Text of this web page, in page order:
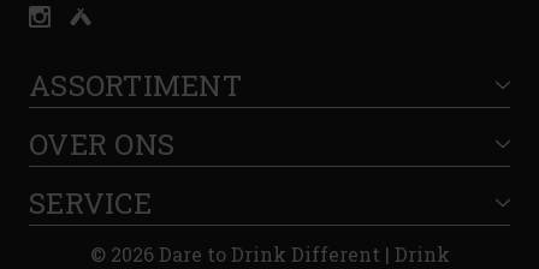
ASSORTIMENT
OVER ONS
SERVICE
© 2026 Dare to Drink Different | Drink